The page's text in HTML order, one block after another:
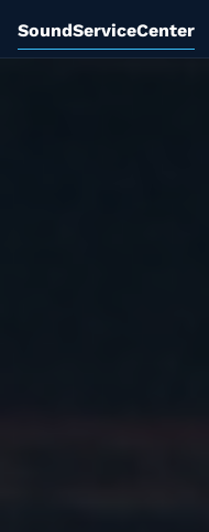
SoundServiceCenter